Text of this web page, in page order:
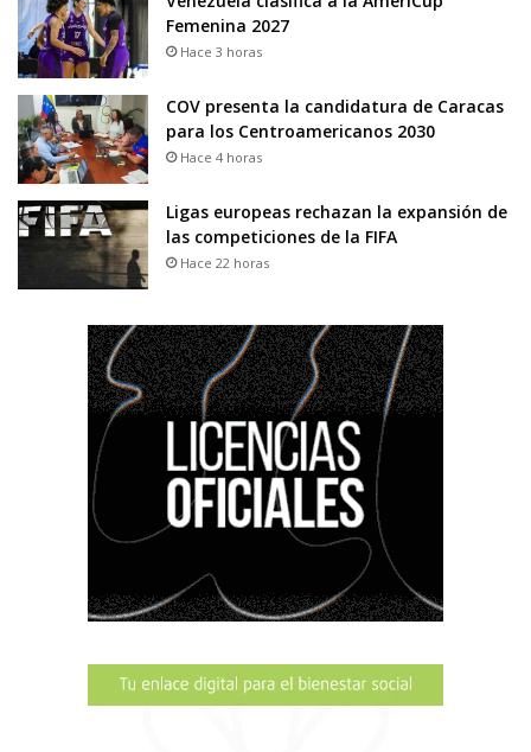
Femenina 2027
Hace 3 horas
COV presenta la candidatura de Caracas
para los Centroamericanos 2030
Hace 4 horas
Ligas europeas rechazan la expansión de
las competiciones de la FIFA
Hace 22 horas